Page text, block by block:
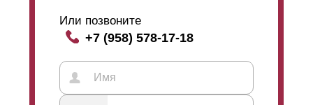
Или позвоните
+7 (958) 578-17-18